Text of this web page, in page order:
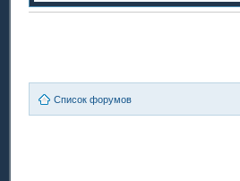
Список форумов